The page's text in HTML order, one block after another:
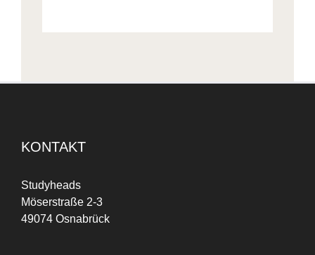
KONTAKT
Studyheads
Möserstraße 2-3
49074 Osnabrück